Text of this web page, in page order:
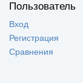
Пользователь
Вход
Регистрация
Сравнения